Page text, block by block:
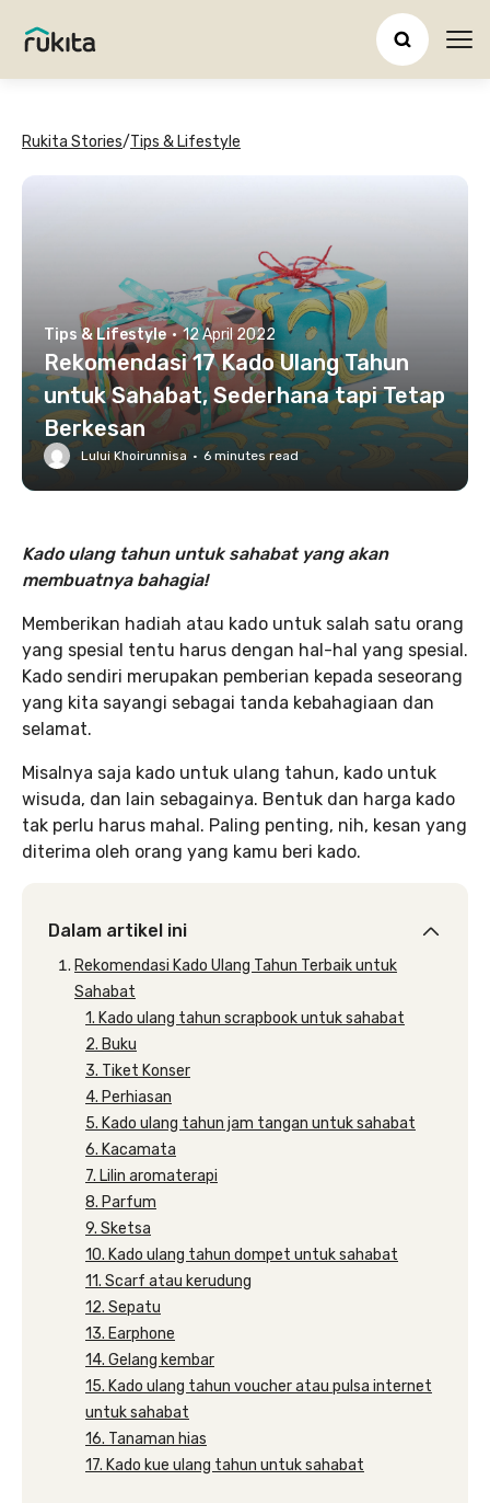
Rukita Stories/Tips & Lifestyle
Tips & Lifestyle · 12 April 2022
Rekomendasi 17 Kado Ulang Tahun
untuk Sahabat, Sederhana tapi Tetap
Berkesan
Lului Khoirunnisa · 6 minutes read
Kado ulang tahun untuk sahabat yang akan
membuatnya bahagia!
Memberikan hadiah atau kado untuk salah satu orang
yang spesial tentu harus dengan hal-hal yang spesial.
Kado sendiri merupakan pemberian kepada seseorang
yang kita sayangi sebagai tanda kebahagiaan dan
selamat.
Misalnya saja kado untuk ulang tahun, kado untuk
wisuda, dan lain sebagainya. Bentuk dan harga kado
tak perlu harus mahal. Paling penting, nih, kesan yang
diterima oleh orang yang kamu beri kado.
Dalam artikel ini
Rekomendasi Kado Ulang Tahun Terbaik untuk
Sahabat
1. Kado ulang tahun scrapbook untuk sahabat
2. Buku
3. Tiket Konser
4. Perhiasan
5. Kado ulang tahun jam tangan untuk sahabat
6. Kacamata
7. Lilin aromaterapi
8. Parfum
9. Sketsa
10. Kado ulang tahun dompet untuk sahabat
11. Scarf atau kerudung
12. Sepatu
13. Earphone
14. Gelang kembar
15. Kado ulang tahun voucher atau pulsa internet
untuk sahabat
16. Tanaman hias
17. Kado kue ulang tahun untuk sahabat